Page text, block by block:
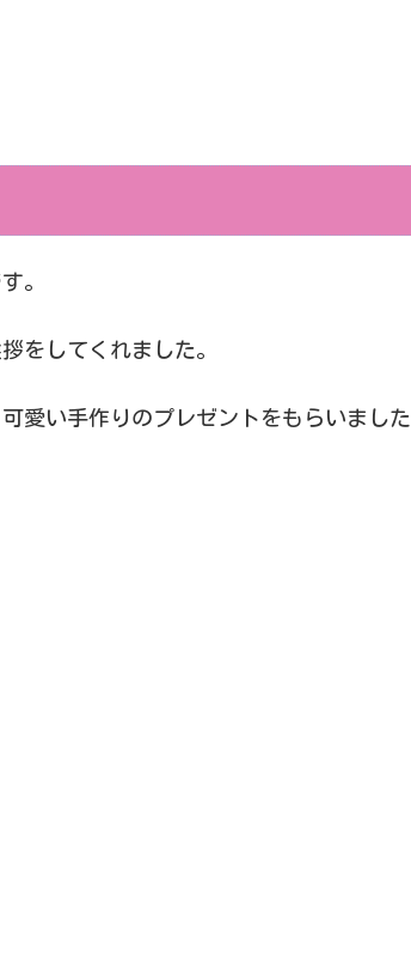
。
をしてくれました。
愛い手作りのプレゼントをもらいました